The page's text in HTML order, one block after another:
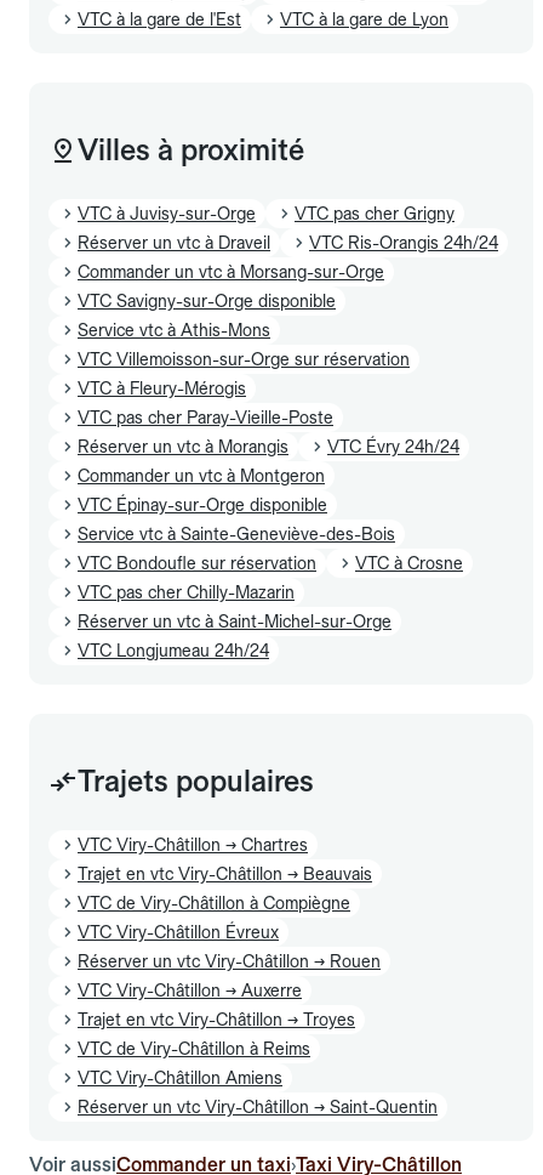
VTC à la gare de l'Est
VTC à la gare de Lyon
Villes à proximité
VTC à Juvisy-sur-Orge
VTC pas cher Grigny
Réserver un vtc à Draveil
VTC Ris-Orangis 24h/24
Commander un vtc à Morsang-sur-Orge
VTC Savigny-sur-Orge disponible
Service vtc à Athis-Mons
VTC Villemoisson-sur-Orge sur réservation
VTC à Fleury-Mérogis
VTC pas cher Paray-Vieille-Poste
Réserver un vtc à Morangis
VTC Évry 24h/24
Commander un vtc à Montgeron
VTC Épinay-sur-Orge disponible
Service vtc à Sainte-Geneviève-des-Bois
VTC Bondoufle sur réservation
VTC à Crosne
VTC pas cher Chilly-Mazarin
Réserver un vtc à Saint-Michel-sur-Orge
VTC Longjumeau 24h/24
Trajets populaires
VTC Viry-Châtillon → Chartres
Trajet en vtc Viry-Châtillon → Beauvais
VTC de Viry-Châtillon à Compiègne
VTC Viry-Châtillon Évreux
Réserver un vtc Viry-Châtillon → Rouen
VTC Viry-Châtillon → Auxerre
Trajet en vtc Viry-Châtillon → Troyes
VTC de Viry-Châtillon à Reims
VTC Viry-Châtillon Amiens
Réserver un vtc Viry-Châtillon → Saint-Quentin
Voir aussiCommander un taxi›Taxi Viry-Châtillon